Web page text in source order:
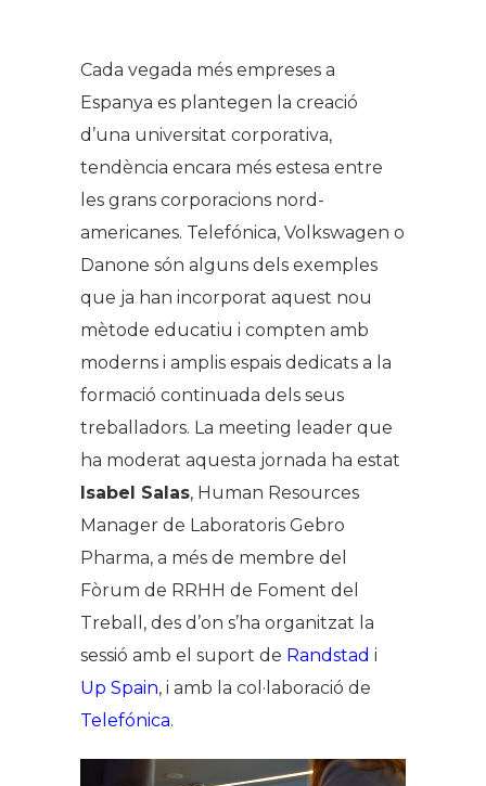
Cada vegada més empreses a
Espanya es plantegen la creació
d’una universitat corporativa,
tendència encara més estesa entre
les grans corporacions nord-
americanes. Telefónica, Volkswagen o
Danone són alguns dels exemples
que ja han incorporat aquest nou
mètode educatiu i compten amb
moderns i amplis espais dedicats a la
formació continuada dels seus
treballadors. La meeting leader que
ha moderat aquesta jornada ha estat
Isabel Salas, Human Resources
Manager de Laboratoris Gebro
Pharma, a més de membre del
Fòrum de RRHH de Foment del
Treball, des d’on s’ha organitzat la
sessió amb el suport de Randstad i
Up Spain, i amb la col·laboració de
Telefónica.